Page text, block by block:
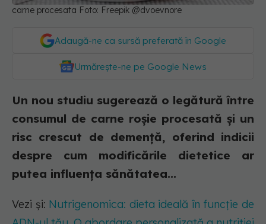
carne procesata Foto: Freepik @dvoevnore
Adaugă-ne ca sursă preferată în Google
Urmărește-ne pe Google News
Un nou studiu sugerează o legătură între
consumul de carne roșie procesată și un
risc crescut de demență, oferind indicii
despre cum modificările dietetice ar
putea influența sănătatea...
Vezi și: Nutrigenomica: dieta ideală în funcție de